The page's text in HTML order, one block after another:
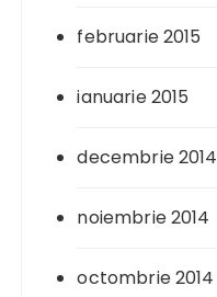
februarie 2015
ianuarie 2015
decembrie 2014
noiembrie 2014
octombrie 2014